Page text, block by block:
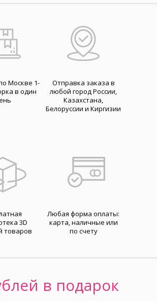
Москве 1-
в один
Отправка заказа в
любой город России,
Казахстана,
Белоруссии и Киргизии
3D
товаров
Любая форма оплаты:
карта, наличные или
по счету
в подарок